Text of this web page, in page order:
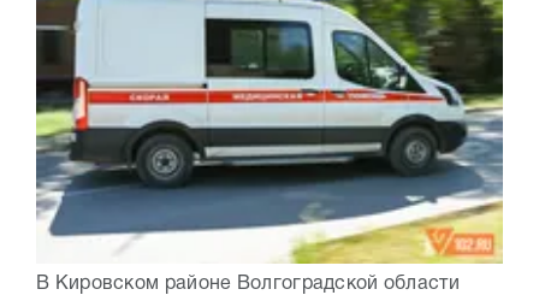
В Кировском районе Волгоградской области